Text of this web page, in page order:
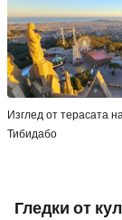
Изглед от терасата
Тибидабо
Гледки от